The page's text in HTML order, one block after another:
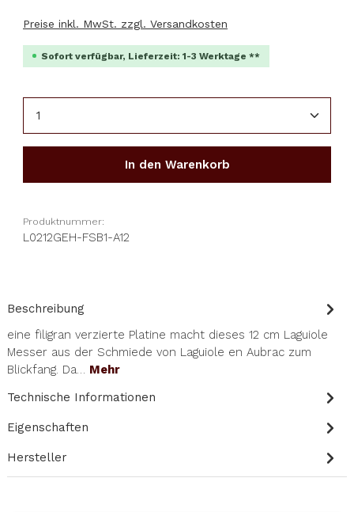
Preise inkl. MwSt. zzgl. Versandkosten
Sofort verfügbar, Lieferzeit: 1-3 Werktage **
In den Warenkorb
Produktnummer:
L0212GEH-FSB1-A12
Beschreibung
eine filigran verzierte Platine macht dieses 12 cm Laguiole
Messer aus der Schmiede von Laguiole en Aubrac zum
Blickfang. Da… Mehr
Technische Informationen
Eigenschaften
Hersteller